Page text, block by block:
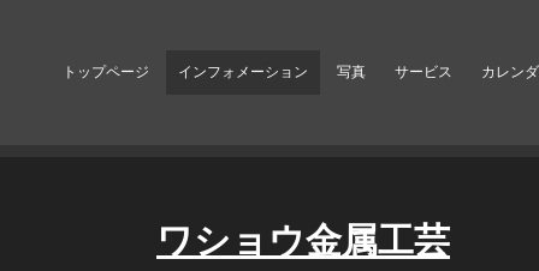
トップページ インフォメーション 写真 サービス カレン
ワショウ金属工芸